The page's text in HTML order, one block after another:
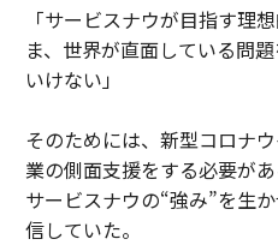
「サービスナウが目指す理
ま、世界が直面している問
いけない」
そのためには、新型コロナ
業の側面支援をする必要が
サービスナウの“強み”を生
信していた。